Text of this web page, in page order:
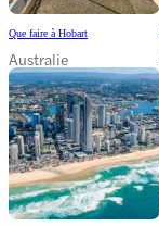
Que faire à Hobart
Australie